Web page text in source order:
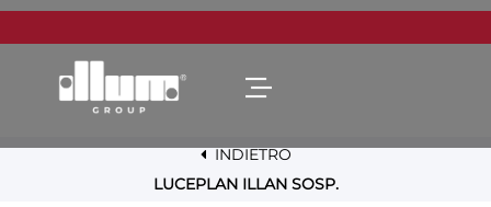
Open menu
INDIETRO
LUCEPLAN ILLAN SOSP.